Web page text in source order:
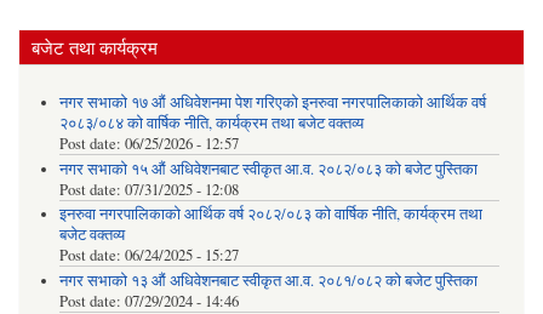
बजेट तथा कार्यक्रम
नगर सभाको १७ औं अधिवेशनमा पेश गरिएको इनरुवा नगरपालिकाको आर्थिक वर्ष
२०८३/०८४ को वार्षिक नीति, कार्यक्रम तथा बजेट वक्तव्य
Post date: 06/25/2026 - 12:57
नगर सभाको १५ औं अधिवेशनबाट स्वीकृत आ.व. २०८२/०८३ को बजेट पुस्तिका
Post date: 07/31/2025 - 12:08
इनरुवा नगरपालिकाको आर्थिक वर्ष २०८२/०८३ को वार्षिक नीति, कार्यक्रम तथा
बजेट वक्तव्य
Post date: 06/24/2025 - 15:27
नगर सभाको १३ औं अधिवेशनबाट स्वीकृत आ.व. २०८१/०८२ को बजेट पुस्तिका
Post date: 07/29/2024 - 14:46